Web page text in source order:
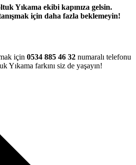
Yıkama ekibi kapınıza gelsin.
için daha fazla beklemeyin!
için 0534 885 46 32 numaralı telefonu
Yıkama farkını siz de yaşayın!